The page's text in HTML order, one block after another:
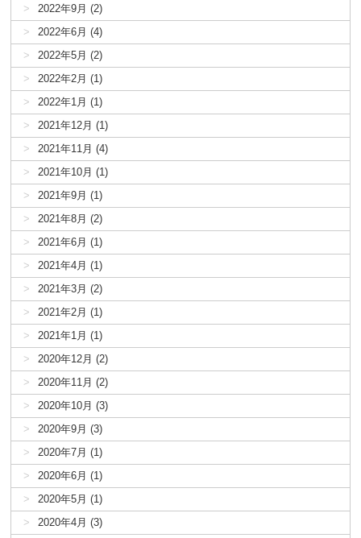
2022年9月 (2)
2022年6月 (4)
2022年5月 (2)
2022年2月 (1)
2022年1月 (1)
2021年12月 (1)
2021年11月 (4)
2021年10月 (1)
2021年9月 (1)
2021年8月 (2)
2021年6月 (1)
2021年4月 (1)
2021年3月 (2)
2021年2月 (1)
2021年1月 (1)
2020年12月 (2)
2020年11月 (2)
2020年10月 (3)
2020年9月 (3)
2020年7月 (1)
2020年6月 (1)
2020年5月 (1)
2020年4月 (3)